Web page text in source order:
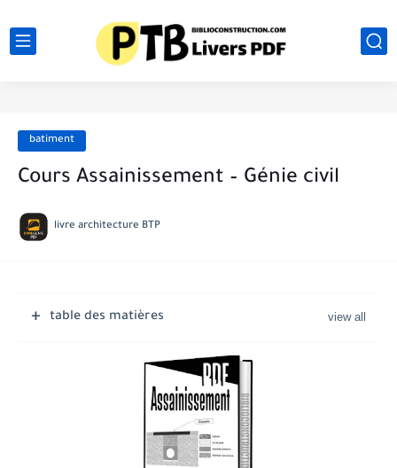
batiment
Cours Assainissement – Génie civil
livre architecture BTP
table des matières